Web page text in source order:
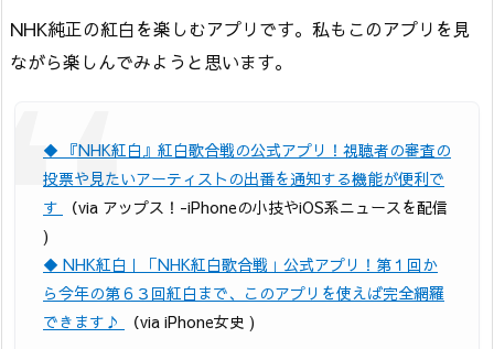
NHK純正の紅白を楽しむアプリです。私もこのアプリを見
ながら楽しんでみようと思います。
◆ 『NHK紅白』紅白歌合戦の公式アプリ！視聴者の審査の
投票や見たいアーティストの出番を通知する機能が便利で
す
（via アップス！-iPhoneの小技やiOS系ニュースを配信
)
◆ NHK紅白｜「NHK紅白歌合戦」公式アプリ！第１回か
ら今年の第６３回紅白まで、このアプリを使えば完全網羅
できます♪
（via iPhone女史 )